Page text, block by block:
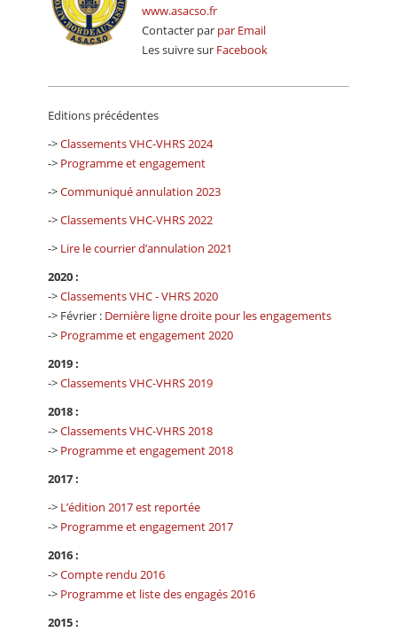
www.asacso.fr
Contacter par par Email
Les suivre sur Facebook
Editions précédentes
->Classements VHC-VHRS 2024
-> Programme et engagement
->Communiqué annulation 2023
->Classements VHC-VHRS 2022
-> Lire le courrier d’annulation 2021
2020 :
->Classements VHC - VHRS 2020
-> Février : Dernière ligne droite pour les engagements
-> Programme et engagement 2020
2019 :
->Classements VHC-VHRS 2019
2018 :
->Classements VHC-VHRS 2018
-> Programme et engagement 2018
2017 :
-> L’édition 2017 est reportée
-> Programme et engagement 2017
2016 :
->Compte rendu 2016
-> Programme et liste des engagés 2016
2015 :